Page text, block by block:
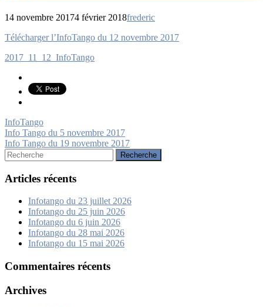
14 novembre 20174 février 2018frederic
Navigation
de
l’article
Télécharger l’InfoTango du 12 novembre 2017
2017_11_12_InfoTango
InfoTango
Navigation
de
l’article
Info Tango du 5 novembre 2017
Info Tango du 19 novembre 2017
Rechercher:
Articles récents
Infotango du 23 juillet 2026
Infotango du 25 juin 2026
Infotango du 6 juin 2026
Infotango du 28 mai 2026
Infotango du 15 mai 2026
Commentaires récents
Archives